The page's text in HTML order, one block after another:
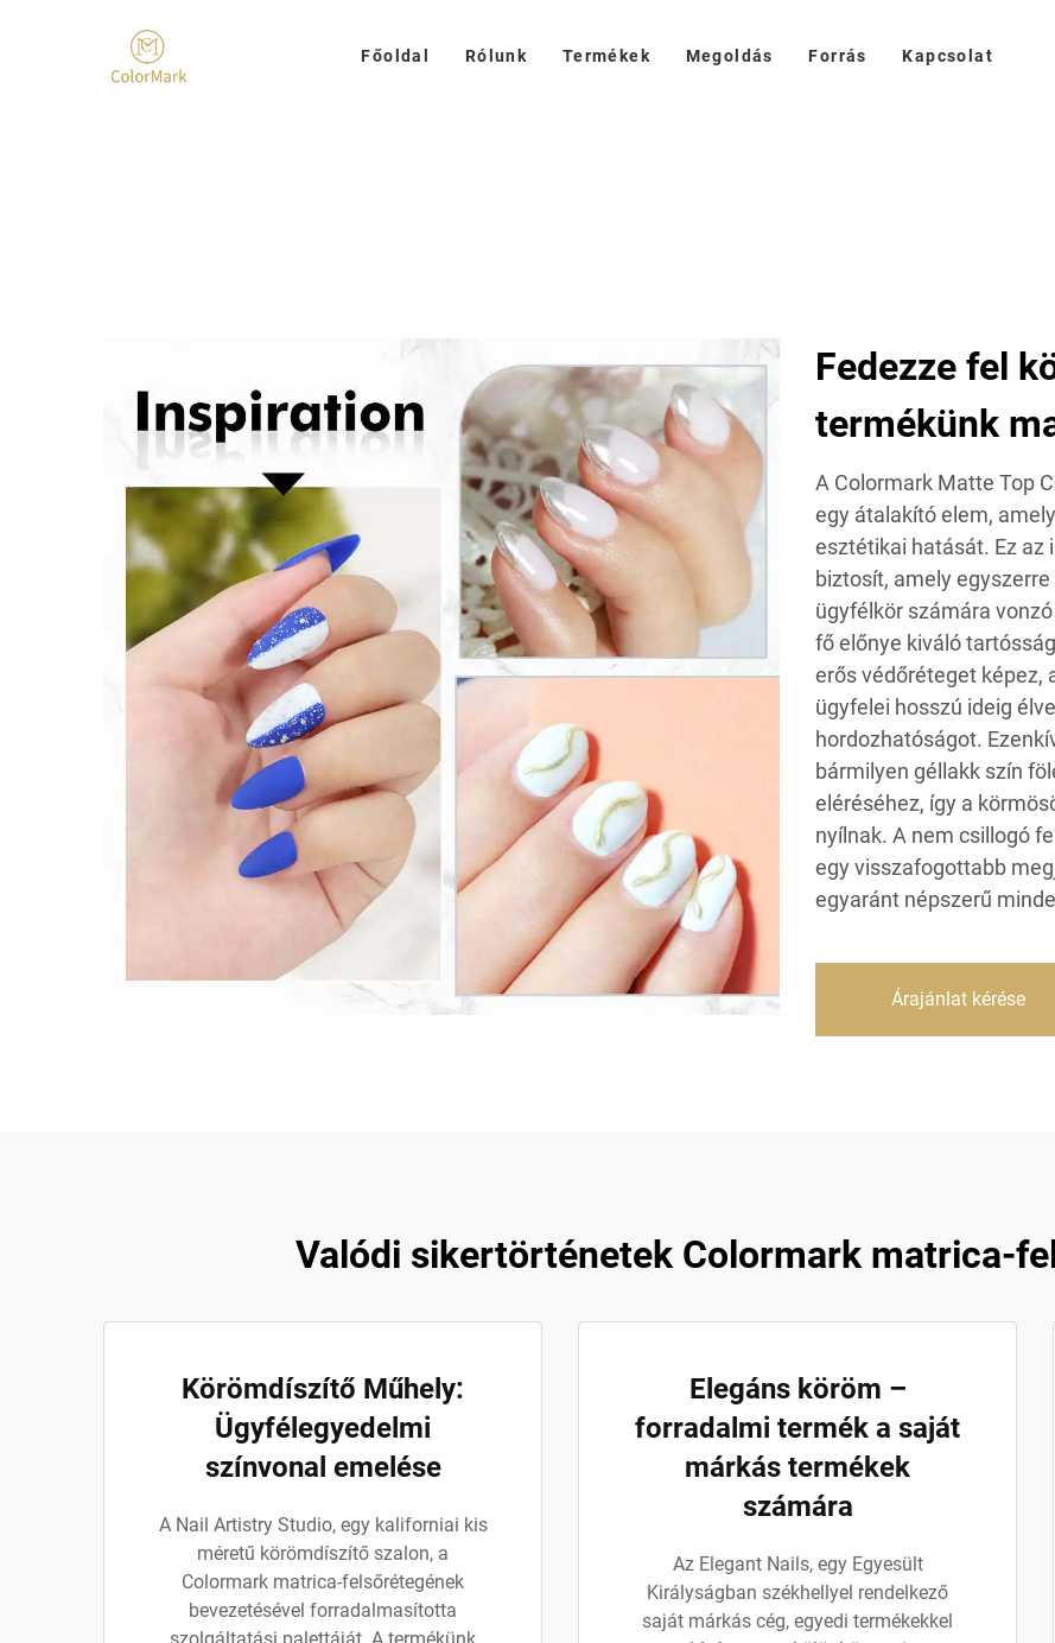
Főoldal Rólunk Termékek Megoldás Forrás Kapcsolat
Fedezze fel
termékünk
A Colormark Matte Top
egy átalakító elem,
esztétikai hatását. Ez
biztosít, amely
ügyfélkör számára
fő előnye kiváló
erős védőréteget képez,
ügyfelei hosszú ideig
hordozhatóságot.
bármilyen géllakk szín
eléréséhez, így a
nyílnak. A nem csillogó
egy visszafogottabb
egyaránt népszerű
Árajánlat kérése
Valódi sikertörténetek Colormark matrica-
Körömdíszítő Műhely:
Ügyfélegyedelmi
színvonal emelése
A Nail Artistry Studio, egy kaliforniai kis
méretű körömdíszítő szalon, a
Colormark matrica-felsőrétegének
bevezetésével forradalmasította
Elegáns köröm –
forradalmi termék a saját
márkás termékek
számára
Az Elegant Nails, egy Egyesült
Királyságban székhellyel rendelkező
saját márkás cég, egyedi termékekkel